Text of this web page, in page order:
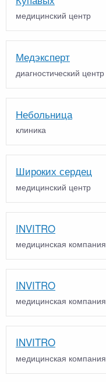
медицинский центр
Медэксперт
диагностический центр
Небольница
клиника
Широких сердец
медицинский центр
INVITRO
медицинская компания
INVITRO
медицинская компания
INVITRO
медицинская компания